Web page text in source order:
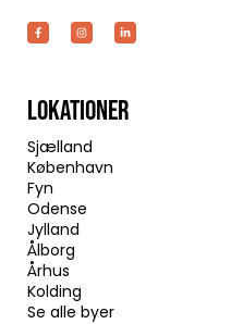
LOKATIONER
Sjælland
København
Fyn
Odense
Jylland
Ålborg
Århus
Kolding
Se alle byer